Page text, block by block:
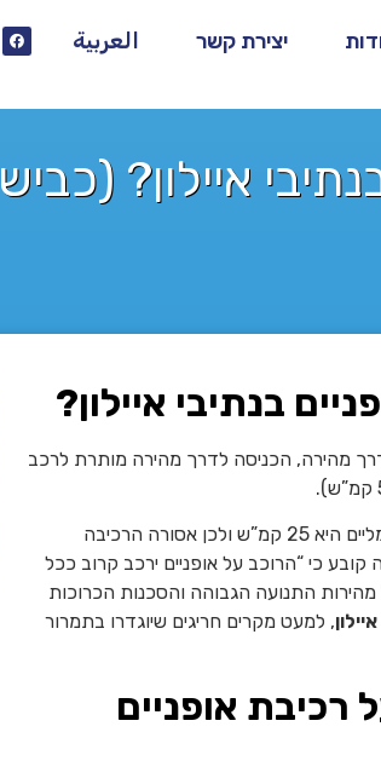
יצירת קשר العربية
איילון? (כביש 20)
בנתיבי איילון?
מהירה, הכניסה לדרך מהירה מותרת לרכב
בהתאם לתקנות התעבורה, מהירות הנסיעה המירבית של אופניים חשמליים היא 25 קמ”ש ולכן אסורה הרכיבה
כמו כן, תקנה 128 לתקנות התעבורה קובע כי “הרוכב על אופניים ירכב קרוב ככל
התנועה הגבוהה והסכנות הכרוכות
, למעט מקרים חריגים שיוגדרו בתמרור
רכיבת אופניים